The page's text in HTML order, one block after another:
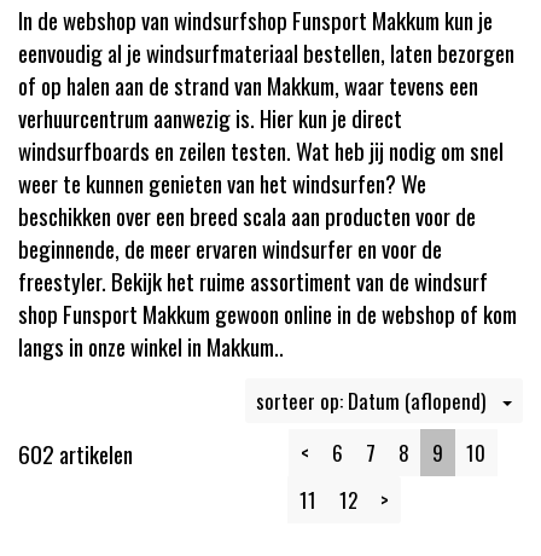
In de webshop van windsurfshop Funsport Makkum kun je
eenvoudig al je windsurfmateriaal bestellen, laten bezorgen
of op halen aan de strand van Makkum, waar tevens een
verhuurcentrum aanwezig is. Hier kun je direct
windsurfboards en zeilen testen. Wat heb jij nodig om snel
weer te kunnen genieten van het windsurfen? We
beschikken over een breed scala aan producten voor de
beginnende, de meer ervaren windsurfer en voor de
freestyler. Bekijk het ruime assortiment van de windsurf
shop Funsport Makkum gewoon online in de webshop of kom
langs in onze winkel in Makkum..
sorteer op: Datum (aflopend)
602 artikelen < 6 7 8 9
10
11
12 >